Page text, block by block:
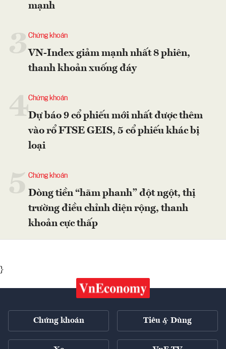
mạnh
Chứng khoán
VN-Index giảm mạnh nhất 8 phiên,
thanh khoản xuống đáy
4Chứng khoán
Dự báo 9 cổ phiếu mới nhất được thêm
vào rổ FTSE GEIS, 5 cổ phiếu khác bị
loại
Chứng khoán
Dòng tiền “hãm phanh” đột ngột, thị
trường điều chỉnh diện rộng, thanh
khoản cực thấp
}
Chứng khoán Tiêu & Dùng